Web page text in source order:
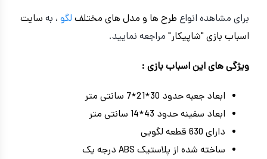
برای مشاهده انواع طرح ها و مدل های مختلف لگو ، به سایت
اسباب بازی "شاپیکار" مراجعه نمایید.
ویژگی های این اسباب بازی :
ابعاد جعبه حدود 30*21*7 سانتی متر
ابعاد سفینه حدود 43*14 سانتی متر
دارای 630 قطعه لگویی
ساخته شده از پلاستیک ABS درجه یک